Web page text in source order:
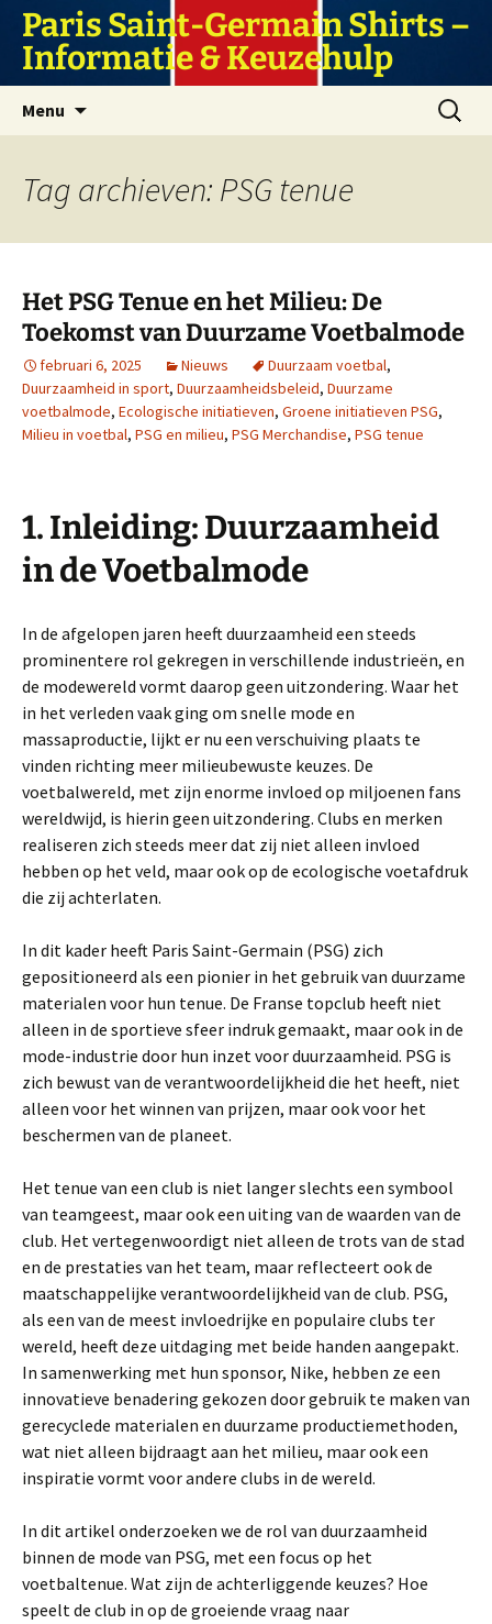
naar
inhoud
Paris Saint-Germain Shirts –
Informatie & Keuzehulp
Menu
Zoeken
naar:
Tag archieven: PSG tenue
Het PSG Tenue en het Milieu: De
Toekomst van Duurzame Voetbalmode
februari 6, 2025 Nieuws Duurzaam voetbal,
Duurzaamheid in sport, Duurzaamheidsbeleid, Duurzame
voetbalmode, Ecologische initiatieven, Groene initiatieven PSG,
Milieu in voetbal, PSG en milieu, PSG Merchandise, PSG tenue
1. Inleiding: Duurzaamheid
in de Voetbalmode
In de afgelopen jaren heeft duurzaamheid een steeds
prominentere rol gekregen in verschillende industrieën, en
de modewereld vormt daarop geen uitzondering. Waar het
in het verleden vaak ging om snelle mode en
massaproductie, lijkt er nu een verschuiving plaats te
vinden richting meer milieubewuste keuzes. De
voetbalwereld, met zijn enorme invloed op miljoenen fans
wereldwijd, is hierin geen uitzondering. Clubs en merken
realiseren zich steeds meer dat zij niet alleen invloed
hebben op het veld, maar ook op de ecologische voetafdruk
die zij achterlaten.
In dit kader heeft Paris Saint-Germain (PSG) zich
gepositioneerd als een pionier in het gebruik van duurzame
materialen voor hun tenue. De Franse topclub heeft niet
alleen in de sportieve sfeer indruk gemaakt, maar ook in de
mode-industrie door hun inzet voor duurzaamheid. PSG is
zich bewust van de verantwoordelijkheid die het heeft, niet
alleen voor het winnen van prijzen, maar ook voor het
beschermen van de planeet.
Het tenue van een club is niet langer slechts een symbool
van teamgeest, maar ook een uiting van de waarden van de
club. Het vertegenwoordigt niet alleen de trots van de stad
en de prestaties van het team, maar reflecteert ook de
maatschappelijke verantwoordelijkheid van de club. PSG,
als een van de meest invloedrijke en populaire clubs ter
wereld, heeft deze uitdaging met beide handen aangepakt.
In samenwerking met hun sponsor, Nike, hebben ze een
innovatieve benadering gekozen door gebruik te maken van
gerecyclede materialen en duurzame productiemethoden,
wat niet alleen bijdraagt aan het milieu, maar ook een
inspiratie vormt voor andere clubs in de wereld.
In dit artikel onderzoeken we de rol van duurzaamheid
binnen de mode van PSG, met een focus op het
voetbaltenue. Wat zijn de achterliggende keuzes? Hoe
speelt de club in op de groeiende vraag naar